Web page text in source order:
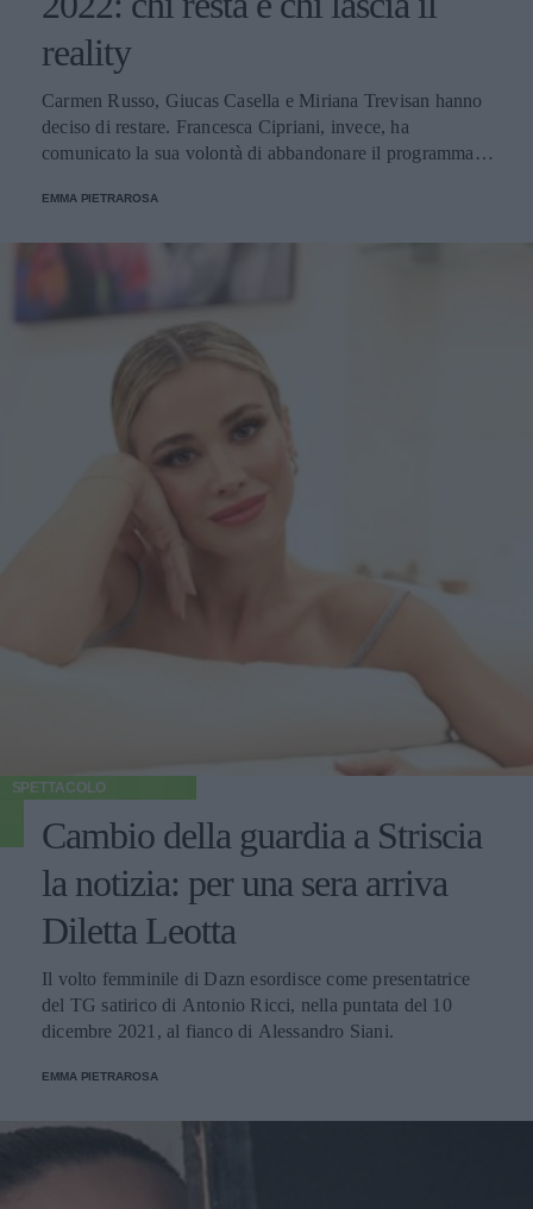
reality
Carmen Russo, Giucas Casella e Miriana Trevisan hanno
deciso di restare. Francesca Cipriani, invece, ha
comunicato la sua volontà di abbandonare il programma.
EMMA PIETRAROSA
SPETTACOLO
Cambio della guardia a Striscia
la notizia: per una sera arriva
Diletta Leotta
Il volto femminile di Dazn esordisce come presentatrice
del TG satirico di Antonio Ricci, nella puntata del 10
dicembre 2021, al fianco di Alessandro Siani.
EMMA PIETRAROSA